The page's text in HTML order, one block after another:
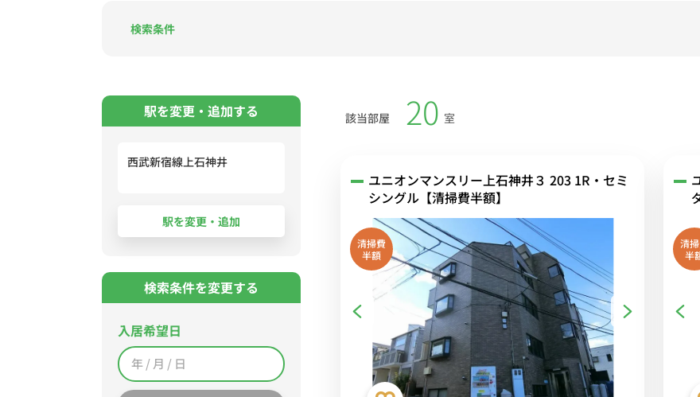
検索条件
該当部屋 20 室
ユニオンマンスリー上石神井３ 203 1R・セミ
シングル【清掃費半額】
清掃費
半額
清
半
駅を変更・追加する
西武新宿線上石神井
検索条件を変更する
入居希望日